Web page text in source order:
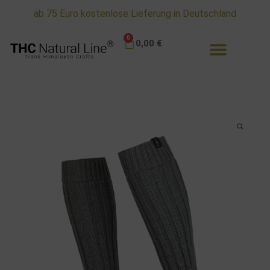
ab 75 Euro kostenlose Lieferung in Deutschland
0,00 €
0